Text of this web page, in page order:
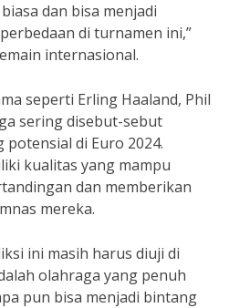
dan bisa menjadi
di turnamen ini,”
internasional.
seperti Erling Haaland, Phil
sering disebut-sebut
di Euro 2024.
kualitas yang mampu
dan memberikan
mereka.
ini masih harus diuji di
olahraga yang penuh
pun bisa menjadi bintang